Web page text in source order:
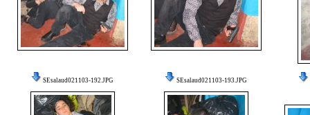
SEsalaud021103-192.JPG SEsalaud021103-193.JPG